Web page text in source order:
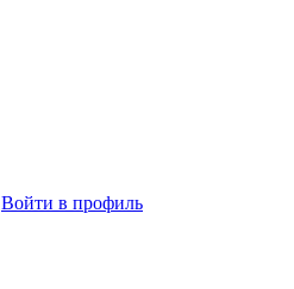
Войти в профиль